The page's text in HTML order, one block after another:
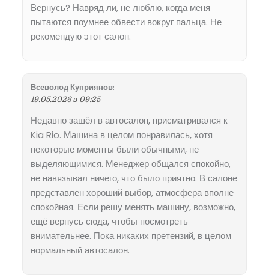
Вернусь? Навряд ли, не люблю, когда меня
пытаются поумнее обвести вокруг пальца. Не
рекомендую этот салон.
Всеволод Куприянов:
19.05.2026 в 09:25
Недавно зашёл в автосалон, присматривался к
Kia Rio. Машина в целом понравилась, хотя
некоторые моменты были обычными, не
выделяющимися. Менеджер общался спокойно,
не навязывал ничего, что было приятно. В салоне
представлен хороший выбор, атмосфера вполне
спокойная. Если решу менять машину, возможно,
ещё вернусь сюда, чтобы посмотреть
внимательнее. Пока никаких претензий, в целом
нормальный автосалон.